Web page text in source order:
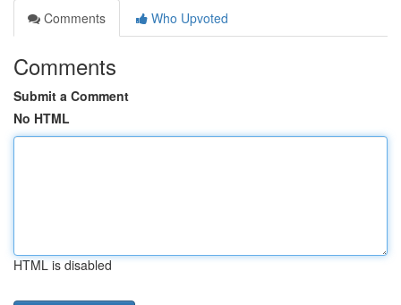
Comments
Who Upvoted
Comments
Submit a Comment
No HTML
HTML is disabled